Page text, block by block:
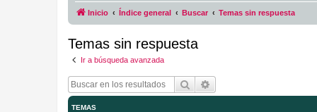
Inicio Índice general Buscar Temas sin respuesta
Temas sin respuesta
Ir a búsqueda avanzada
Buscar
TEMAS